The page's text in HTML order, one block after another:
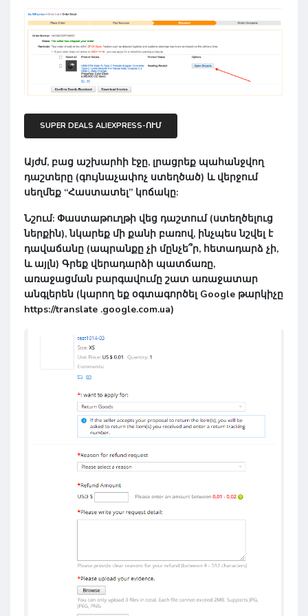
SUPER DEALS ALIEXPRESS-ՈՒՄ
Այժմ, բաց աշխարհի էջը, լրացրեք պահանջվող
դաշտերը (գույնաչափոչ ստեղծած) և վերջում
սեղմեք “Հաստատել” կոճակը:
Նշում: Փաստաթուղթի վեց դաշտում (ստեղծելուց
ներքին), նկարեք մի քանի բառով, ինչպես նշվել է
դավաճանը (ապրանքը չի մընչե՞ր, հետադարձ չի,
և այլն) Գրեք վերադարձի պատճառը,
առաջացման բարգավումը շատ առաջատար
անգլերեն (կարող եք օգտագործել Google թարկիչը
https://translate .google.com.ua)